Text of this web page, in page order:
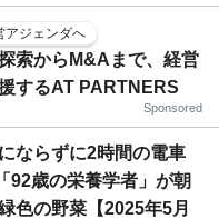
アジェンダへ
索からM&Aまで、経営
するAT PARTNERS
Sponsored
ならずに2時間の電車
92歳の栄養学者」が朝
色の野菜【2025年5月